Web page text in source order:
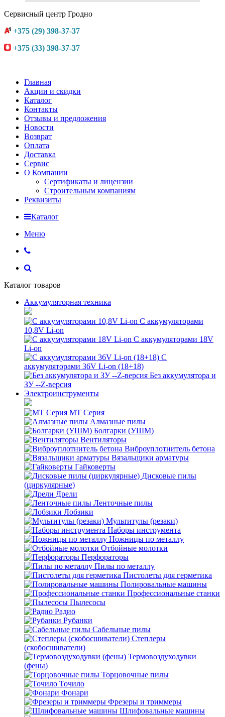
Сервисный центр Гродно
+375 (29) 398-37-37
+375 (33) 398-37-37
Главная
Акции и скидки
Каталог
Контакты
Отзывы и предложения
Новости
Возврат
Оплата
Доставка
Сервис
О Компании
Сертификаты и лицензии
Строительным компаниям
Реквизиты
Каталог
Меню
Каталог товаров
Аккумуляторная техника
С аккумуляторами
10,8V Li-on
С аккумуляторами 18V
Li-on
С
аккумуляторами 36V Li-on (18+18)
Без аккумулятора и
ЗУ --Z-версия
Электроинструменты
MT Серия
Алмазные пилы
Болгарки (УШМ)
Вентиляторы
Виброуплотнитель бетона
Вязальщики арматуры
Гайковерты
Дисковые пилы
(циркулярные)
Дрели
Ленточные пилы
Лобзики
Мультитулы (резаки)
Наборы инструмента
Ножницы по металлу
Отбойные молотки
Перфораторы
Пилы по металлу
Пистолеты для герметика
Полировальные машины
Профессиональные станки
Пылесосы
Радио
Рубанки
Сабельные пилы
Степлеры
(скобосшиватели)
Термовоздуходувки
(фены)
Торцовочные пилы
Точило
Фонари
Фрезеры и триммеры
Шлифовальные машины